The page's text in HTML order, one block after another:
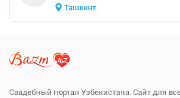
Ташкент
Свадебный портал Узбекистана. Сайт для